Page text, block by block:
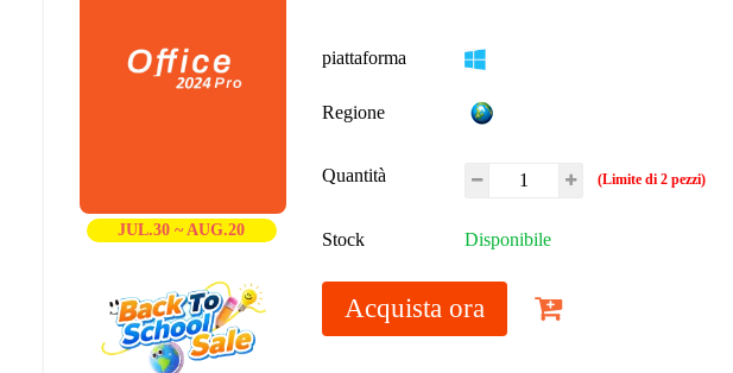
JUL.30 ~ AUG.20
piattaforma
Regione
Quantità (Limite di 2 pezzi)
Stock Disponibile
Acquista ora